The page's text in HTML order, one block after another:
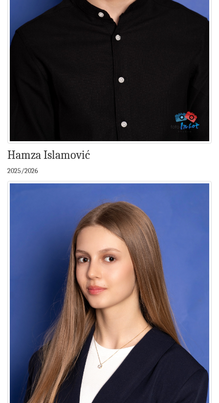
Hamza Islamović
2025/2026